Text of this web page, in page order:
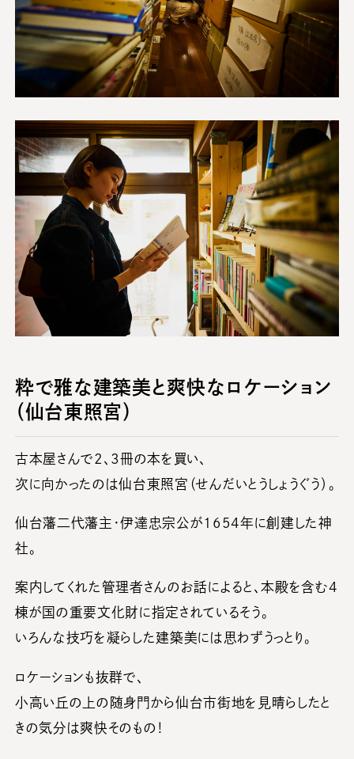
粋で雅な建築美と爽快なロケーション
（仙台東照宮）
古本屋さんで2、3冊の本を買い、
次に向かったのは仙台東照宮（せんだいとうしょうぐう）。
仙台藩二代藩主・伊達忠宗公が1654年に創建した神
社。
案内してくれた管理者さんのお話によると、本殿を含む4
棟が国の重要文化財に指定されているそう。
いろんな技巧を凝らした建築美には思わずうっとり。
ロケーションも抜群で、
小高い丘の上の随身門から仙台市街地を見晴らしたと
きの気分は爽快そのもの！